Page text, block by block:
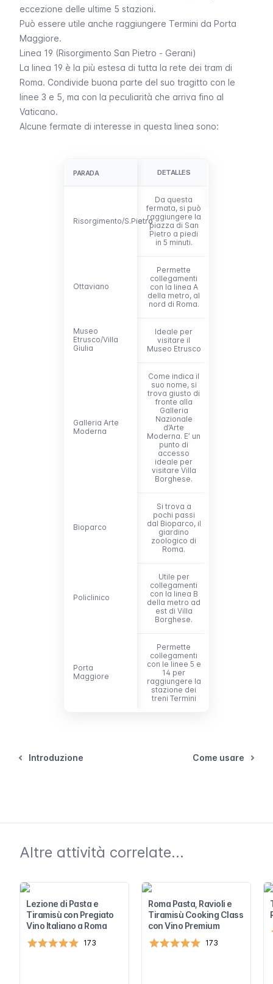
eccezione delle ultime 5 stazioni.
Può essere utile anche raggiungere Termini da Porta
Maggiore.
Linea 19 (Risorgimento San Pietro - Gerani)
La linea 19 è la più estesa di tutta la rete dei tram di
Roma. Condivide buona parte del suo tragitto con le
linee 3 e 5, ma con la peculiarità che arriva fino al
Vaticano.
Alcune fermate di interesse in questa linea sono:
PARADA
Risorgimento/S.Pietro
Ottaviano
Museo
Etrusco/Villa
Giulia
Galleria Arte
Moderna
Bioparco
Policlinico
Porta
Maggiore
PARADA DETALLES
Risorgimento/S.Pietro
Da questa
fermata, si può
raggiungere la
piazza di San
Pietro a piedi
in 5 minuti.
Ottaviano
Permette
collegamenti
con la linea A
della metro, al
nord di Roma.
Museo
Etrusco/Villa
Giulia
Ideale per
visitare il
Museo Etrusco
Galleria Arte
Moderna
Come indica il
suo nome, si
trova giusto di
fronte alla
Galleria
Nazionale
d’Arte
Moderna. E’ un
punto di
accesso
ideale per
visitare Villa
Borghese.
Bioparco
Si trova a
pochi passi
dal Bioparco, il
giardino
zoologico di
Roma.
Policlinico
Utile per
collegamenti
con la linea B
della metro ad
est di Villa
Borghese.
Porta
Maggiore
Permette
collegamenti
con le linee 5 e
14 per
raggiungere la
stazione dei
treni Termini
Introduzione Come usare
Altre attività correlate...
Lezione di Pasta e
Tiramisù con Pregiato
Vino Italiano a Roma
173
Roma Pasta, Ravioli e
Tiramisù Cooking Class
con Vino Premium
173